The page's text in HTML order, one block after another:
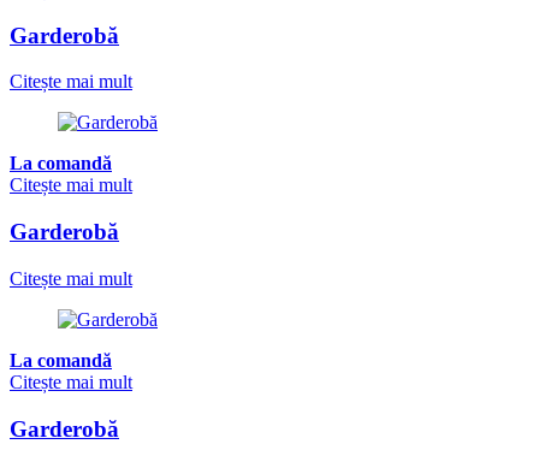
Garderobă
Citește mai mult
La comandă
Citește mai mult
Garderobă
Citește mai mult
La comandă
Citește mai mult
Garderobă